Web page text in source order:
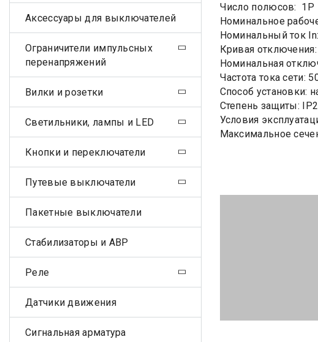
Число полюсов: 1Р
Номинальное
Номинальный ток
Кривая отключения:
Номинальная
Частота тока сети:
Способ установки:
Степень защиты:
Условия
Максимальное
Аксессуары для выключателей
Ограничители импульсных
перенапряжений
Вилки и розетки
Светильники, лампы и LED
Кнопки и переключатели
Путевые выключатели
Пакетные выключатели
Стабилизаторы и АВР
Реле
Датчики движения
Сигнальная арматура